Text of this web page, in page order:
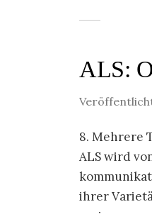
ALS:
8. Mehrere
ALS wird
ihrer